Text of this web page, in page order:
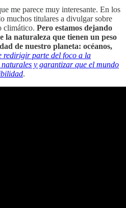
me parece muy interesante. En los
muchos titulares a divulgar sobre
climático. Pero estamos dejando
la naturaleza que tienen un peso
de nuestro planeta: océanos,
redirigir parte del foco a la
naturales y garantizar que el mundo
.